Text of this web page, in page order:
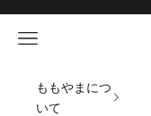
メニュー
ももやまにつ
いて